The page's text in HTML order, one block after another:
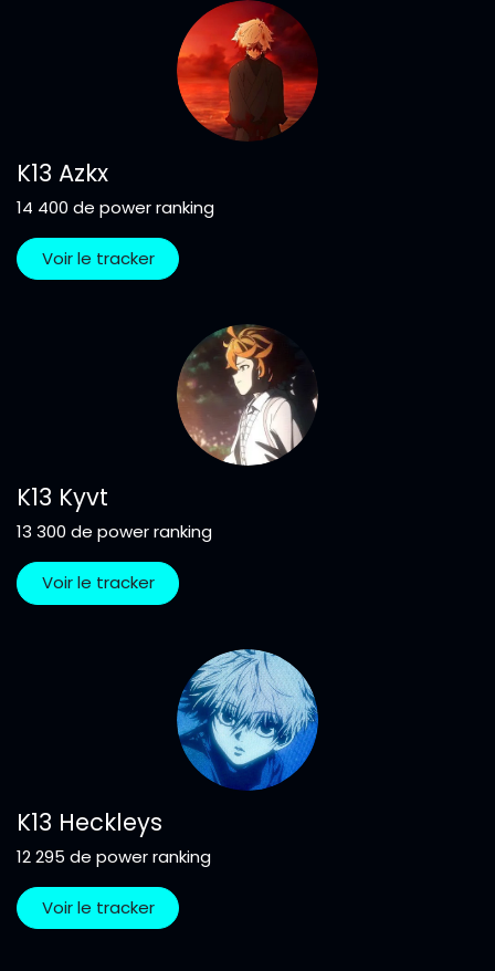
K13 Azkx
14 400 de power ranking
Voir le tracker
K13 Kyvt
13 300 de power ranking
Voir le tracker
K13 Heckleys
12 295 de power ranking
Voir le tracker